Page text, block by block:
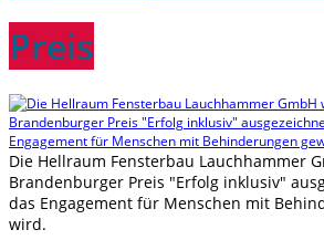
Preis
Die Hellraum Fensterbau Lauchhammer
Brandenburger Preis "Erfolg inklusiv"
das Engagement für Menschen mit
wird.